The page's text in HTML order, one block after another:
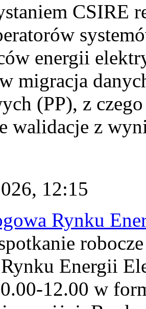
CSIRE
energii
migracja
(PP), z
walidacje z
12:15
Rynku
Energii
12.00 w